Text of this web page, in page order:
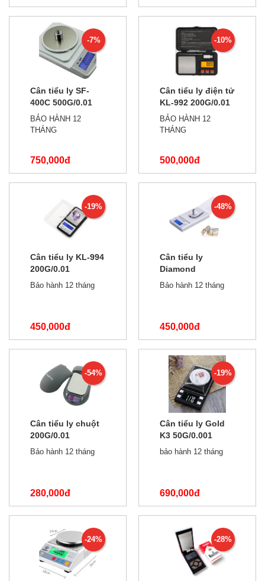
650,000đ 850,000đ
-7%
Cân tiểu ly SF-
400C 500G/0.01
BẢO HÀNH 12
THÁNG
750,000đ
800,000đ
-10%
Cân tiểu ly điện tử
KL-992 200G/0.01
NEW
BẢO HÀNH 12
THÁNG
500,000đ
550,000đ
-19%
Cân tiểu ly KL-994
200G/0.01
Bảo hành 12 tháng
450,000đ
550,000đ
-48%
Cân tiểu ly
Diamond
50g/0.001g
Bảo hành 12 tháng
450,000đ
850,000đ
-54%
Cân tiểu ly chuột
200G/0.01
Bảo hành 12 tháng
280,000đ
600,000đ
-19%
Cân tiểu ly Gold
K3 50G/0.001
bảo hành 12 tháng
690,000đ
850,000đ
-24% -28%